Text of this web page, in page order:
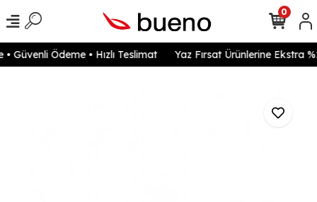
Ödeme • Hızlı Teslimat Yaz Fırsat Ürünlerine Ekstra
0